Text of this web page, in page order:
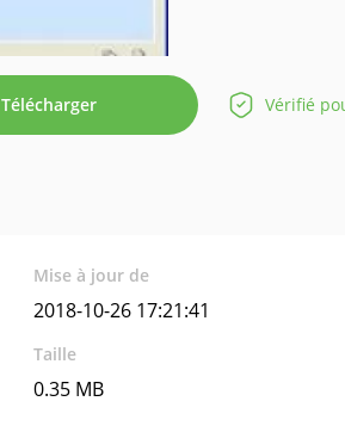
Télécharger Vérifié
Mise à jour de
2018-10-26 17:21:41
Taille
0.35 MB